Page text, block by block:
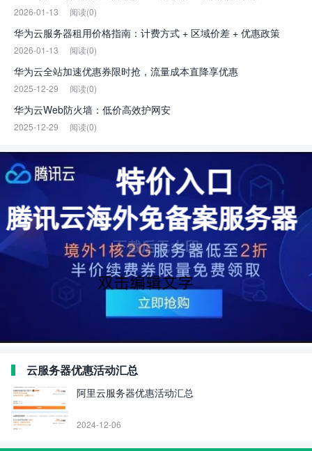
2026-01-13 阅读(0)
华为云服务器租用价格指南：计费方式 + 区域价差 + 优惠政策
2026-01-13 阅读(0)
华为云全站加速优惠券限时抢，流量成本直降享优惠
2025-12-29 阅读(0)
华为云Web防火墙：低价高效护网安
2025-12-29 阅读(0)
云服务器优惠活动汇总
阿里云服务器优惠活动汇总
2024-12-06